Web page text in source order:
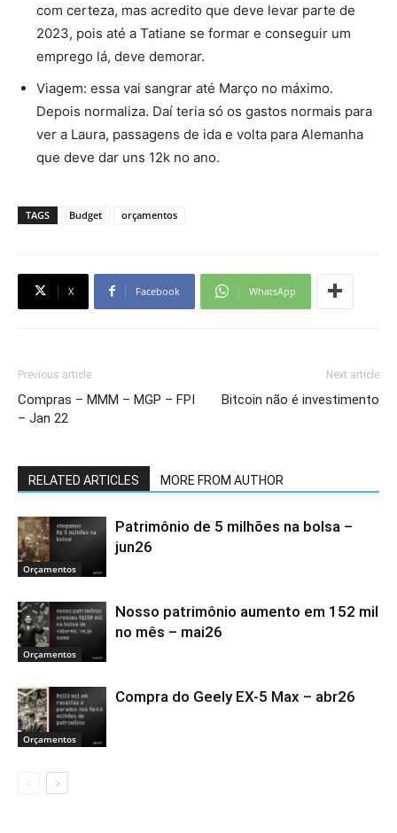
com certeza, mas acredito que deve levar parte de
2023, pois até a Tatiane se formar e conseguir um
emprego lá, deve demorar.
Viagem: essa vai sangrar até Março no máximo.
Depois normaliza. Daí teria só os gastos normais para
ver a Laura, passagens de ida e volta para Alemanha
que deve dar uns 12k no ano.
TAGS Budget orçamentos
X Facebook WhatsApp
Previous article
Compras – MMM – MGP – FPI
– Jan 22
Next article
Bitcoin não é investimento
RELATED ARTICLES MORE FROM AUTHOR
Orçamentos
Patrimônio de 5 milhões na bolsa –
jun26
Orçamentos
Nosso patrimônio aumento em 152 mil
no mês – mai26
Orçamentos
Compra do Geely EX-5 Max – abr26